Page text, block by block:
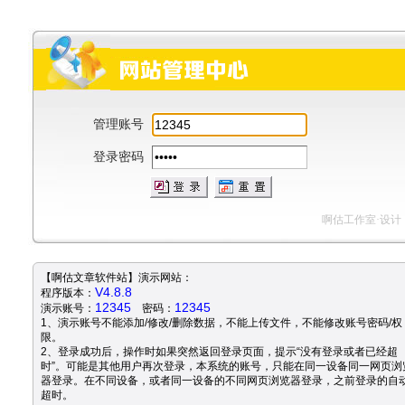
管理账号
登录密码
啊估工作室·设计
【啊估文章软件站】演示网站：
程序版本： V4.8.8
演示账号： 12345 密码： 12345
1、演示账号不能添加/修改/删除数据，不能上传文件，不能修改账号密码/权
限。
2、登录成功后，操作时如果突然返回登录页面，提示“没有登录或者已经超
时”。可能是其他用户再次登录，本系统的账号，只能在同一设备同一网页浏
器登录。在不同设备，或者同一设备的不同网页浏览器登录，之前登录的自
超时。